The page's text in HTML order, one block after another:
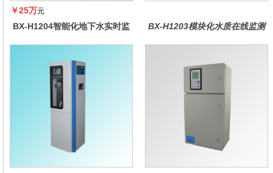
￥25万元
BX-H1204智能化地下水实时监
BX-H1203模块化水质在线监测